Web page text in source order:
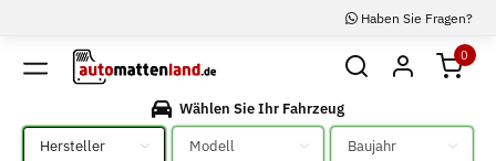
Haben Sie Fragen?
0
Wählen Sie Ihr Fahrzeug
Bitte auswählen
Bitte auswählen Bitte auswählen